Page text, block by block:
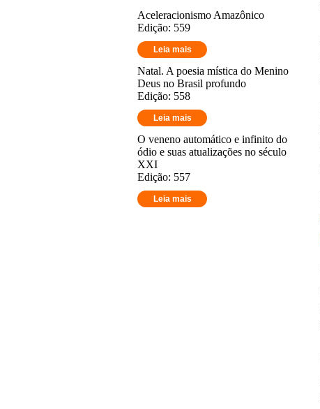
Aceleracionismo Amazônico
Edição: 559
Leia mais
Natal. A poesia mística do Menino
Deus no Brasil profundo
Edição: 558
Leia mais
O veneno automático e infinito do
ódio e suas atualizações no século
XXI
Edição: 557
Leia mais